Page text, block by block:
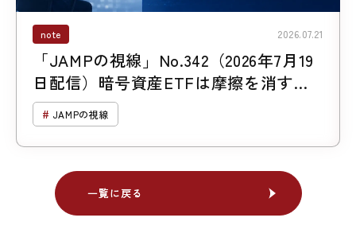
note 2026.07.21
「JAMPの視線」No.342（2026年7月19
日配信）暗号資産ETFは摩擦を消すの
ではなく、移す
JAMPの視線
一覧に戻る
一覧に戻る